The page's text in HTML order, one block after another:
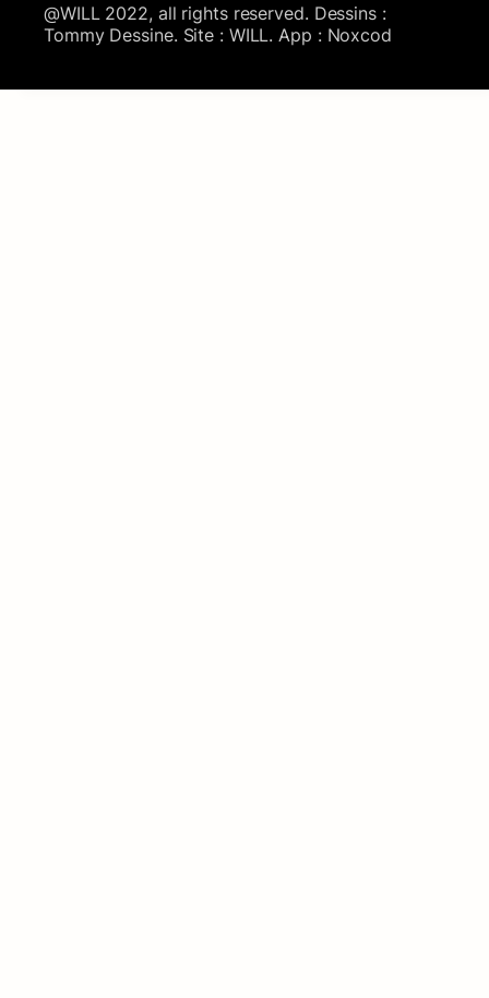
@WILL 2022, all rights reserved. Dessins :
Tommy Dessine. Site : WILL. App : Noxcod